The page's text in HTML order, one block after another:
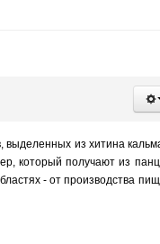
выделенных из хитина
который получают из
- от производства